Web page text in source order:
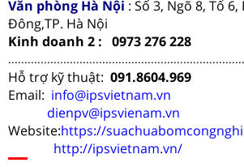
Văn phòng Hà Nội : Số 3, Ngõ 8, Tổ 6,
Đông,TP. Hà Nội
Kinh doanh 2 : 0973 276 228
Hỗ trợ kỹ thuật: 091.8604.969
Email: info@ipsvietnam.vn
dienpv@ipsvienam.vn
Website:https://
http://ipsvietnam.vn/